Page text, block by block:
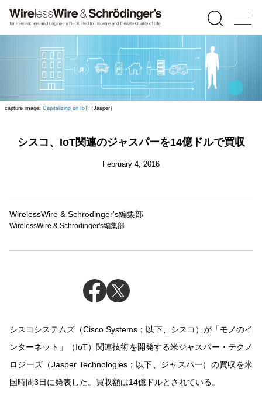
capture image: Capitalizing on IoT （Jasper）
シスコ、IoT関連のジャスパーを14億ドルで買収
February 4, 2016
WirelessWire & Schrodinger's編集部
WirelessWire & Schrodinger's編集部
シスコシステムズ（Cisco Systems；以下、シスコ）が「モノのイ
ンターネット」（IoT）関連技術を開発する米ジャスパー・テクノ
ロジーズ（Jasper Technologies；以下、ジャスパー）の買収を米
国時間3日に発表した。買収額は14億ドルとされている。